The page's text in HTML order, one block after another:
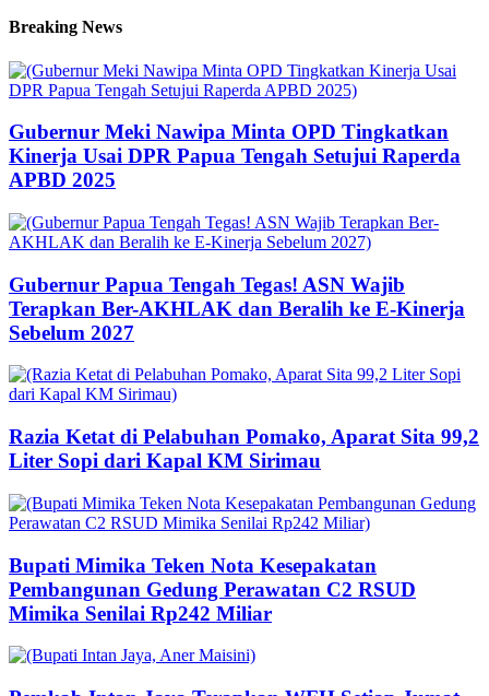
Breaking News
Gubernur Meki Nawipa Minta OPD Tingkatkan
Kinerja Usai DPR Papua Tengah Setujui Raperda
APBD 2025
Gubernur Papua Tengah Tegas! ASN Wajib
Terapkan Ber-AKHLAK dan Beralih ke E-Kinerja
Sebelum 2027
Razia Ketat di Pelabuhan Pomako, Aparat Sita 99,2
Liter Sopi dari Kapal KM Sirimau
Bupati Mimika Teken Nota Kesepakatan
Pembangunan Gedung Perawatan C2 RSUD
Mimika Senilai Rp242 Miliar